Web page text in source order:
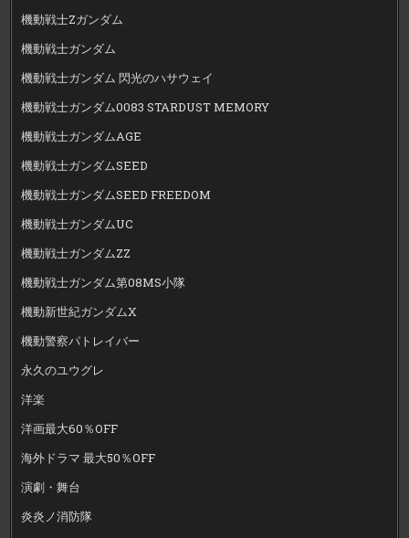
機動戦士Zガンダム
機動戦士ガンダム
機動戦士ガンダム 閃光のハサウェイ
機動戦士ガンダム0083 STARDUST MEMORY
機動戦士ガンダムAGE
機動戦士ガンダムSEED
機動戦士ガンダムSEED FREEDOM
機動戦士ガンダムUC
機動戦士ガンダムZZ
機動戦士ガンダム第08MS小隊
機動新世紀ガンダムX
機動警察パトレイバー
永久のユウグレ
洋楽
洋画最大60％OFF
海外ドラマ 最大50％OFF
演劇・舞台
炎炎ノ消防隊